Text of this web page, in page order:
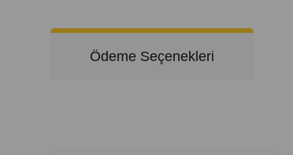
Ödeme Seçenekleri